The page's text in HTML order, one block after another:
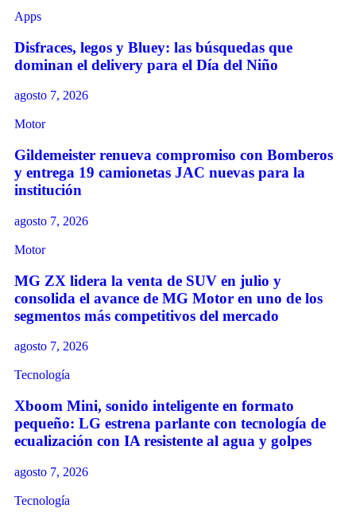
Apps
Disfraces, legos y Bluey: las búsquedas que
dominan el delivery para el Día del Niño
agosto 7, 2026
Motor
Gildemeister renueva compromiso con Bomberos
y entrega 19 camionetas JAC nuevas para la
institución
agosto 7, 2026
Motor
MG ZX lidera la venta de SUV en julio y
consolida el avance de MG Motor en uno de los
segmentos más competitivos del mercado
agosto 7, 2026
Tecnología
Xboom Mini, sonido inteligente en formato
pequeño: LG estrena parlante con tecnología de
ecualización con IA resistente al agua y golpes
agosto 7, 2026
Tecnología